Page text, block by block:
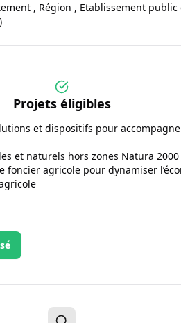
, Région , Etablissement public
Projets éligibles
et dispositifs pour
et naturels hors zones Natura
agricole pour dynamiser